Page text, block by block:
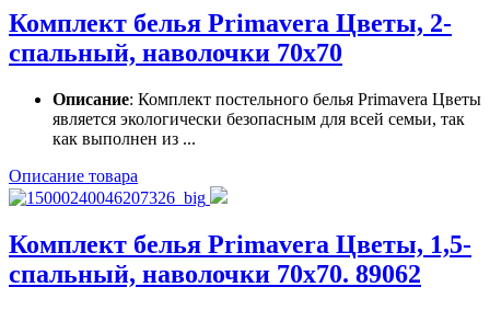
Комплект белья Primavera Цветы, 2-
спальный, наволочки 70x70
Описание: Комплект постельного белья Primavera Цветы
является экологически безопасным для всей семьи, так
как выполнен из ...
Описание товара
Комплект белья Primavera Цветы, 1,5-
спальный, наволочки 70x70. 89062